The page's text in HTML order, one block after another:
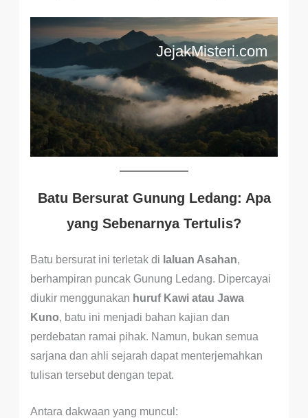
JejakMisteri.com
Batu Bersurat Gunung Ledang: Apa
yang Sebenarnya Tertulis?
Batu bersurat ini terletak di laluan Asahan,
berhampiran puncak Gunung Ledang. Dipercayai
diukir menggunakan huruf Kawi atau Jawa
Kuno, batu ini menjadi bahan kajian dan
perdebatan ramai pihak. Namun, bukan semua
sarjana dan ahli sejarah dapat menterjemahkan
tulisan tersebut dengan tepat.
Antara dakwaan yang muncul: